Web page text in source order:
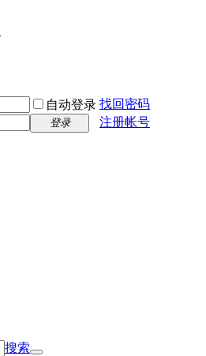
自动登录 找回密码
登录 注册帐号
搜索